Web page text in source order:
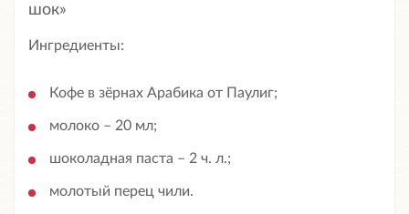
шок»
Ингредиенты:
Кофе в зёрнах Арабика от Паулиг;
молоко – 20 мл;
шоколадная паста – 2 ч. л.;
молотый перец чили.